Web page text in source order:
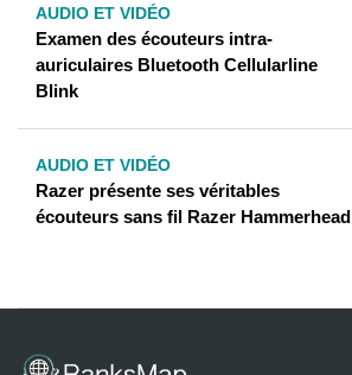
AUDIO ET VIDÉO
Examen des écouteurs intra-
auriculaires Bluetooth Cellularline
Blink
AUDIO ET VIDÉO
Razer présente ses véritables
écouteurs sans fil Razer Hammerhead